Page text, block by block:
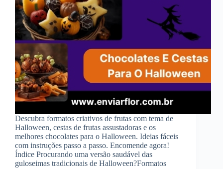
Descubra formatos criativos de frutas com tema de
Halloween, cestas de frutas assustadoras e os
melhores chocolates para o Halloween. Ideias fáceis
com instruções passo a passo. Encomende agora!
Índice Procurando uma versão saudável das
guloseimas tradicionais de Halloween?Formatos